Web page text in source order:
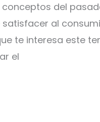
del
al
te interesa este
el